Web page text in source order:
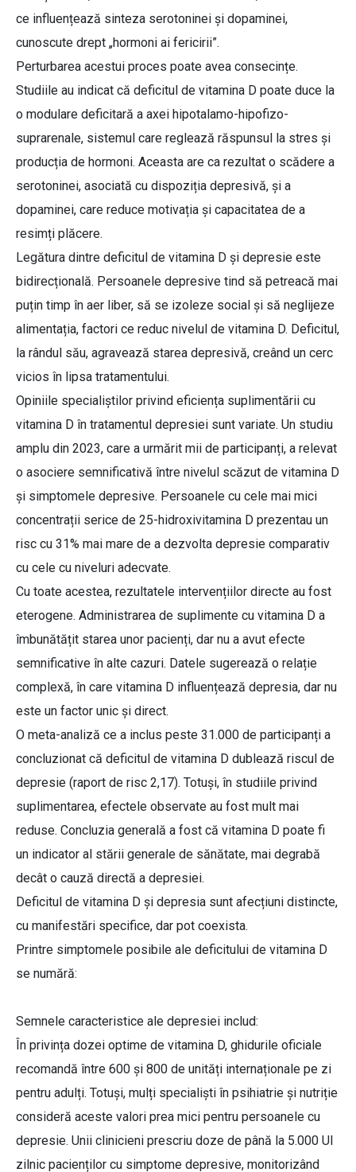
ce influențează sinteza serotoninei și dopaminei,
cunoscute drept „hormoni ai fericirii”.
Perturbarea acestui proces poate avea consecințe.
Studiile au indicat că deficitul de vitamina D poate duce la
o modulare deficitară a axei hipotalamo-hipofizo-
suprarenale, sistemul care reglează răspunsul la stres și
producția de hormoni. Aceasta are ca rezultat o scădere a
serotoninei, asociată cu dispoziția depresivă, și a
dopaminei, care reduce motivația și capacitatea de a
resimți plăcere.
Legătura dintre deficitul de vitamina D și depresie este
bidirecțională. Persoanele depresive tind să petreacă mai
puțin timp în aer liber, să se izoleze social și să neglijeze
alimentația, factori ce reduc nivelul de vitamina D. Deficitul,
la rândul său, agravează starea depresivă, creând un cerc
vicios în lipsa tratamentului.
Opiniile specialiștilor privind eficiența suplimentării cu
vitamina D în tratamentul depresiei sunt variate. Un studiu
amplu din 2023, care a urmărit mii de participanți, a relevat
o asociere semnificativă între nivelul scăzut de vitamina D
și simptomele depresive. Persoanele cu cele mai mici
concentrații serice de 25-hidroxivitamina D prezentau un
risc cu 31% mai mare de a dezvolta depresie comparativ
cu cele cu niveluri adecvate.
Cu toate acestea, rezultatele intervențiilor directe au fost
eterogene. Administrarea de suplimente cu vitamina D a
îmbunătățit starea unor pacienți, dar nu a avut efecte
semnificative în alte cazuri. Datele sugerează o relație
complexă, în care vitamina D influențează depresia, dar nu
este un factor unic și direct.
O meta-analiză ce a inclus peste 31.000 de participanți a
concluzionat că deficitul de vitamina D dublează riscul de
depresie (raport de risc 2,17). Totuși, în studiile privind
suplimentarea, efectele observate au fost mult mai
reduse. Concluzia generală a fost că vitamina D poate fi
un indicator al stării generale de sănătate, mai degrabă
decât o cauză directă a depresiei.
Deficitul de vitamina D și depresia sunt afecțiuni distincte,
cu manifestări specifice, dar pot coexista.
Printre simptomele posibile ale deficitului de vitamina D
se numără:
Semnele caracteristice ale depresiei includ:
În privința dozei optime de vitamina D, ghidurile oficiale
recomandă între 600 și 800 de unități internaționale pe zi
pentru adulți. Totuși, mulți specialiști în psihiatrie și nutriție
consideră aceste valori prea mici pentru persoanele cu
depresie. Unii clinicieni prescriu doze de până la 5.000 UI
zilnic pacienților cu simptome depresive, monitorizând